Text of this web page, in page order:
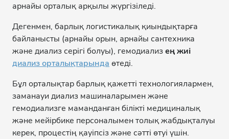
арнайы орталық арқылы жүргізіледі.
Дегенмен, барлық логистикалық қиындықтарға
байланысты (арнайы орын, арнайы сантехника
және диализ серігі болуы), гемодиализең жиі
диализ орталықтарында өтеді.
Бұл орталықтар барлық қажетті технологиялармен,
заманауи диализ машиналарымен және
гемодиализге маманданған білікті медициналық
және мейірбике персоналымен толық жабдықталуы
керек, процестің қауіпсіз және сәтті өтуі үшін.